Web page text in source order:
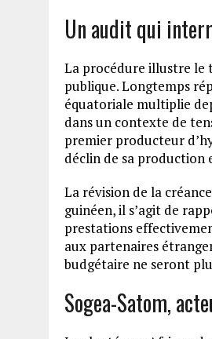
Un audit qui
La procédure illustre le
publique. Longtemps
équatoriale multiplie
dans un contexte de
premier producteur
déclin de sa production
La révision de la
guinéen, il s’agit de
prestations
aux partenaires
budgétaire ne seront
Sogea-Satom,